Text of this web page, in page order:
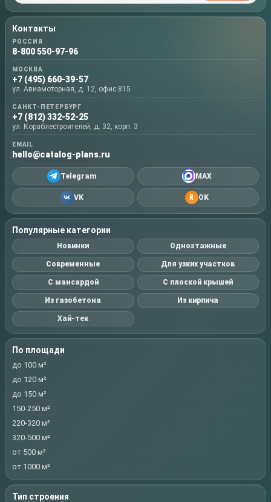
Контакты
РОССИЯ
8-800 550-97-96
МОСКВА
+7 (495) 660-39-57
ул. Авиамоторная, д. 12, офис 815
САНКТ-ПЕТЕРБУРГ
+7 (812) 332-52-25
ул. Кораблестроителей, д. 32, корп. 3
EMAIL
hello@catalog-plans.ru
Telegram MAX
VK OK
Популярные категории
Новинки Одноэтажные
Современные Для узких участков
С мансардой С плоской крышей
Из газобетона Из кирпича
Хай-тек
По площади
до 100 м²
до 120 м²
до 150 м²
150-250 м²
220-320 м²
320-500 м²
от 500 м²
от 1000 м²
Тип строения